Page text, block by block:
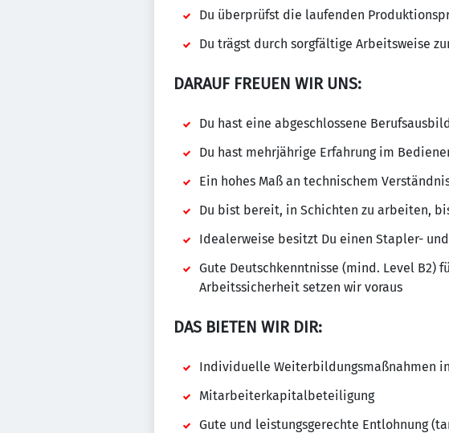
Du überprüfst die laufenden
Du trägst durch sorgfältige Arbeitsweise
DARAUF FREUEN WIR UNS:
Du hast eine abgeschlossene
Du hast mehrjährige Erfahrung im
Ein hohes Maß an technischem
Du bist bereit, in Schichten zu arbeiten,
Idealerweise besitzt Du einen Stapler-
Gute Deutschkenntnisse (mind. Level B2)
Arbeitssicherheit setzen wir voraus
DAS BIETEN WIR DIR:
Individuelle Weiterbildungsmaßnahmen in
Mitarbeiterkapitalbeteiligung
Gute und leistungsgerechte Entlohnung